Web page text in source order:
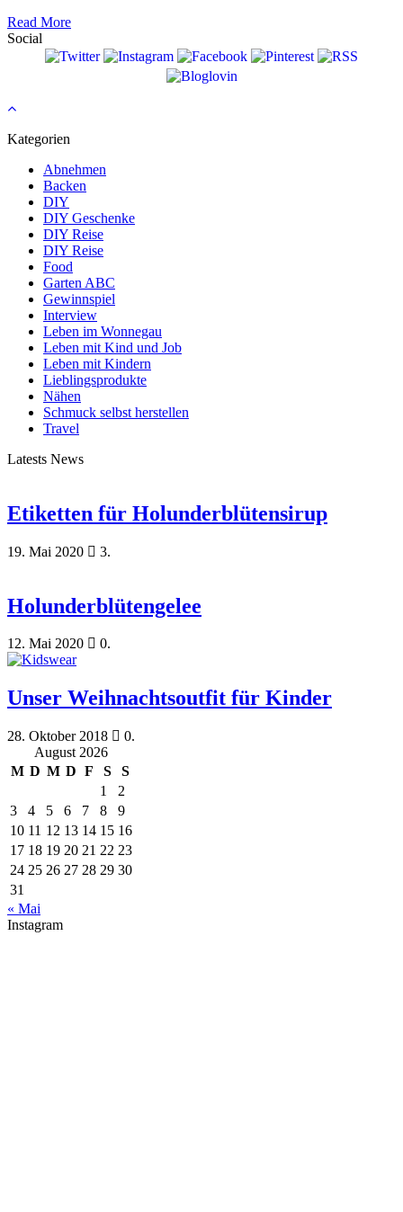
Read More
Social
Kategorien
Abnehmen
Backen
DIY
DIY Geschenke
DIY Reise
DIY Reise
Food
Garten ABC
Gewinnspiel
Interview
Leben im Wonnegau
Leben mit Kind und Job
Leben mit Kindern
Lieblingsprodukte
Nähen
Schmuck selbst herstellen
Travel
Latests News
Etiketten für Holunderblütensirup
19. Mai 2020 3.
Holunderblütengelee
12. Mai 2020 0.
Unser Weihnachtsoutfit für Kinder
28. Oktober 2018
0.
August 2026
M D M D F S
S
1
2
3
4 5 6 7 8
9
10 11 12 13 14 15 16
17 18 19 20 21 22 23
24 25 26 27 28 29 30
31
« Mai
Instagram